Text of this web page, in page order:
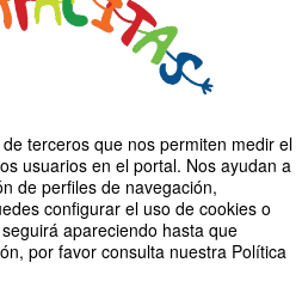
terceros que nos permiten medir el
usuarios en el portal. Nos ayudan a
de perfiles de navegación,
configurar el uso de cookies o
apareciendo hasta que
por favor consulta nuestra Política